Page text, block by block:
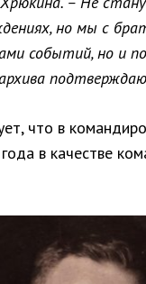
но мы с
событий, но и
что в
в качестве